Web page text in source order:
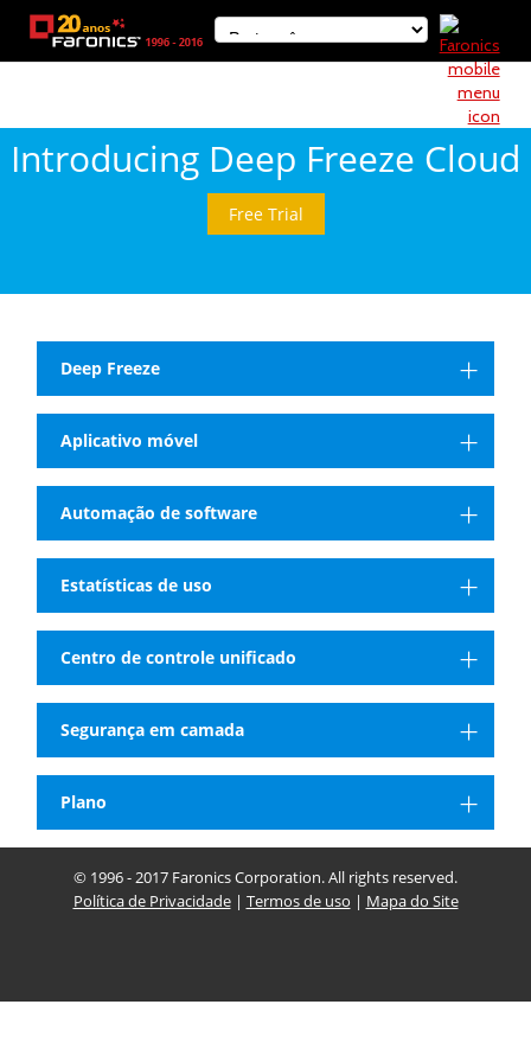
Introducing Deep Freeze Cloud
Free Trial
Deep Freeze
Aplicativo móvel
Automação de software
Estatísticas de uso
Centro de controle unificado
Segurança em camada
Plano
© 1996 - 2017 Faronics Corporation. All rights reserved.
Política de Privacidade| Termos de uso | Mapa do Site